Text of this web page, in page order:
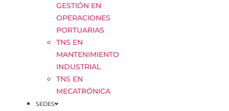
GESTIÓN EN
OPERACIONES
PORTUARIAS
TNS EN
MANTENIMIENTO
INDUSTRIAL
TNS EN
MECATRÓNICA
SEDES